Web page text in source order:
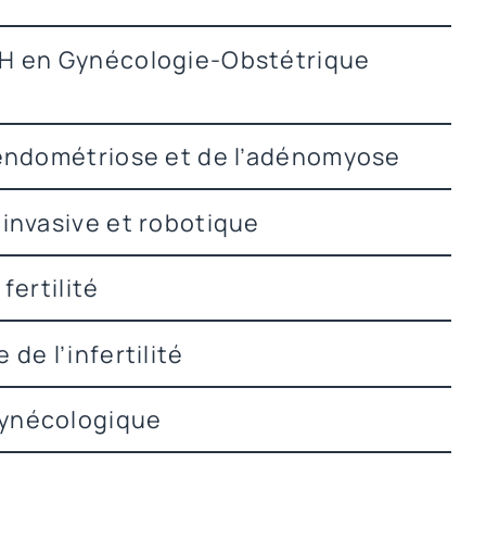
en Gynécologie-Obstétrique
et de l’adénomyose
et robotique
fertilité
de l’infertilité